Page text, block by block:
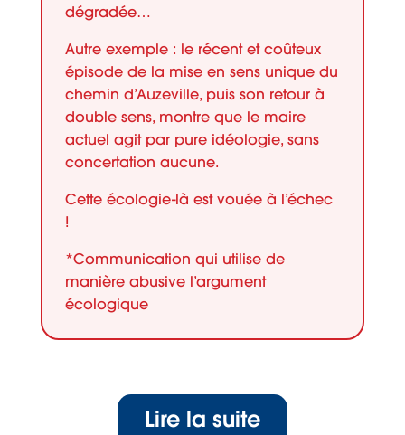
dégradée…
Autre exemple : le récent et coûteux
épisode de la mise en sens unique du
chemin d’Auzeville, puis son retour à
double sens, montre que le maire
actuel agit par pure idéologie, sans
concertation aucune.
Cette écologie-là est vouée à l’échec
!
*Communication qui utilise de
manière abusive l’argument
écologique
Lire la suite